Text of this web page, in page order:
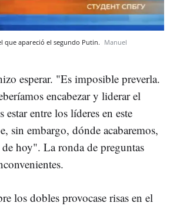
que apareció el segundo Putin. Manuel
esperar. "Es imposible preverla.
encabezar y liderar el
estar entre los líderes en este
sin embargo, dónde acabaremos,
de hoy". La ronda de preguntas
los dobles provocase risas en el